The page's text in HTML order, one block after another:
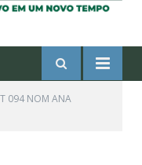
094 NOM ANA